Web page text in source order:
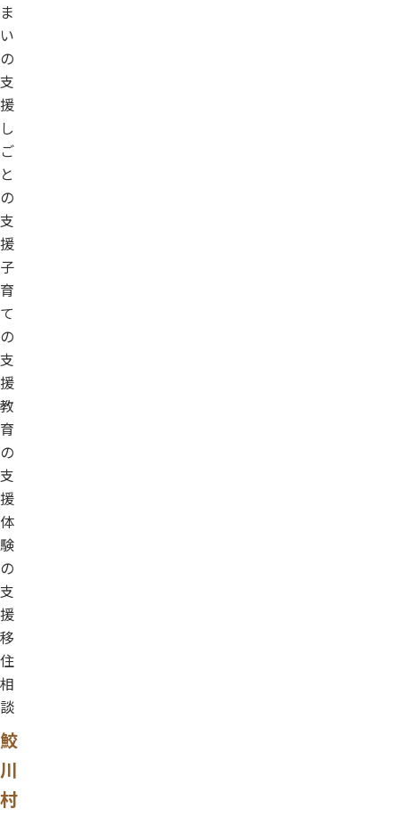
ま
い
の
支
援
し
ご
と
の
支
援
子
育
て
の
支
援
教
育
の
支
援
体
験
の
支
援
移
住
相
談
鮫
川
村